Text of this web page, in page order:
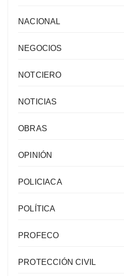
NACIONAL
NEGOCIOS
NOTCIERO
NOTICIAS
OBRAS
OPINIÓN
POLICIACA
POLÍTICA
PROFECO
PROTECCIÓN CIVIL